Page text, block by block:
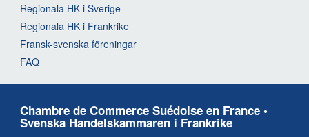
Regionala HK i Sverige
Regionala HK i Frankrike
Fransk-svenska föreningar
FAQ
Chambre de Commerce Suédoise en France •
Svenska Handelskammaren i Frankrike